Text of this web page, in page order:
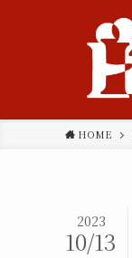
HOME
2023
10/13